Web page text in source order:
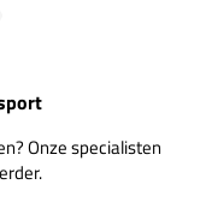
Onze specialisten